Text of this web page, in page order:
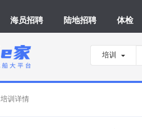
海员招聘 陆地招聘 体检
培训
培训详情